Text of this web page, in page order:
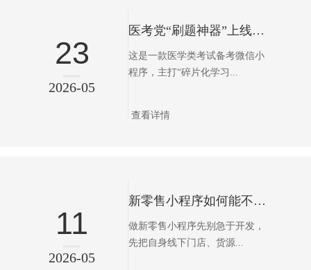
23
2026-05
医考党“刷题神器”上线，这款小程序把备考搬上了微信
这是一款医学类考试备考微信小
程序，主打“碎片化学习...
查看详情
11
2026-05
新零售小程序如何能不踩坑
做新零售小程序先别急于开发，
先把自身线下门店、货源...